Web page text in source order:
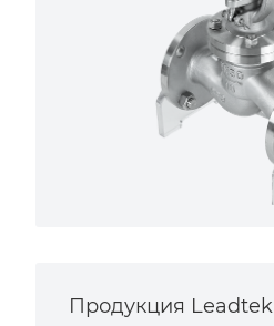
Продукция Leadtek